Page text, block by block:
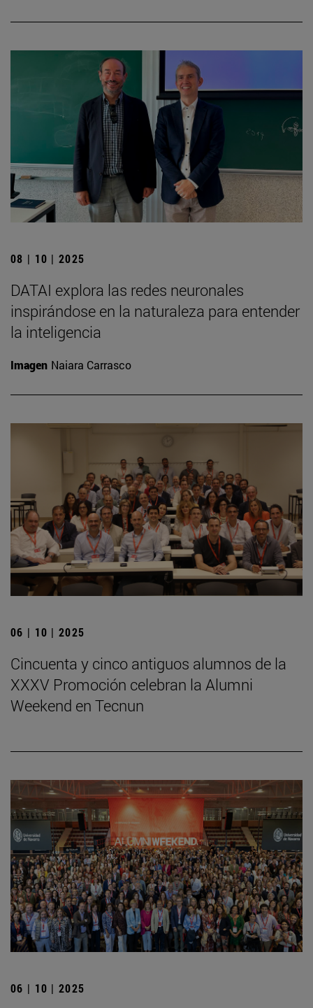
08 | 10 | 2025
DATAI explora las redes neuronales
inspirándose en la naturaleza para entender
la inteligencia
Imagen Naiara Carrasco
06 | 10 | 2025
Cincuenta y cinco antiguos alumnos de la
XXXV Promoción celebran la Alumni
Weekend en Tecnun
06 | 10 | 2025